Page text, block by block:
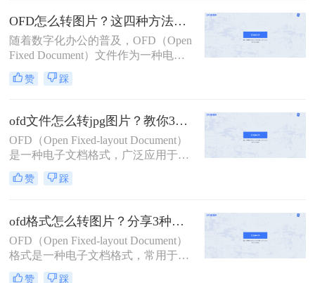
适用于各种在线教育、宣传推广等场
景。那么ofd格式怎么转换成图片呢？
本文将介绍三种将ofd转图片的方法。
OFD怎么转图片？这四种方法很简单，别错过！
随着数字化办公的普及，OFD（Open
Fixed Document）文件作为一种电子
文件格式，逐渐在公文、发票等领域
得到广泛应用。然而，在某些场景
为方便，以便进行查看、分享或存
档。那么OFD怎么转图片呢？以下是
几种将OFD转换成图片的实用方法。
赞 踩
ofd文件怎么转jpg图片？教你3个转换小妙招！
OFD（Open Fixed-layout Document）
是一种电子文档格式，广泛应用于电
子发票、公文等领域。由于其特殊
性，有时我们需要将OFD文件转换成
那么ofd文件怎么转jpg图片呢？本文
将详细介绍三种将OFD文件转换为
JPG图片的方法，帮助您根据具体需
求选择最适合的方式。
赞 踩
ofd格式怎么转图片？分享3种高效方法！
OFD（Open Fixed-layout Document）
格式是一种电子文档格式，常用于电
子发票、电子证照等领域。在某些情
赞 踩